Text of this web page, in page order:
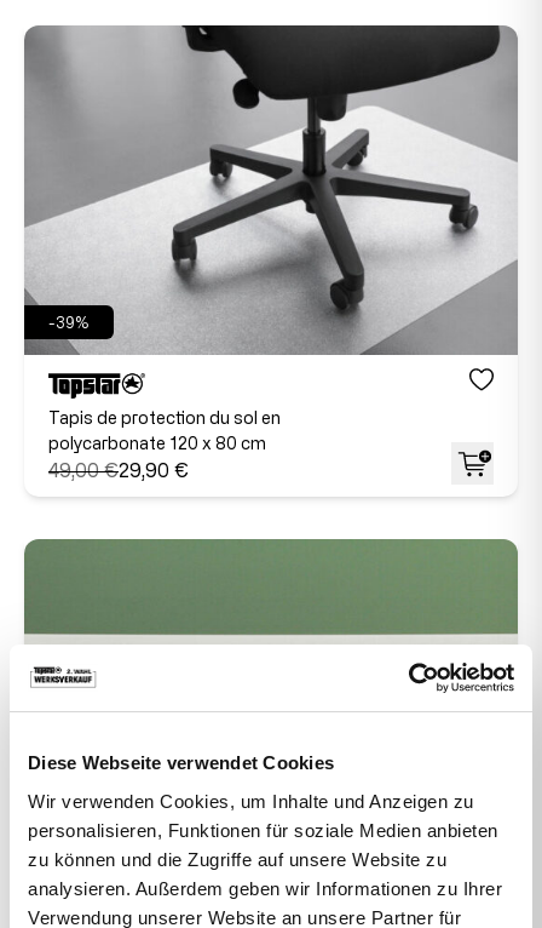
Diese Webseite verwendet Cookies
Wir verwenden Cookies, um Inhalte und Anzeigen zu
personalisieren, Funktionen für soziale Medien anbieten
zu können und die Zugriffe auf unsere Website zu
analysieren. Außerdem geben wir Informationen zu Ihrer
Verwendung unserer Website an unsere Partner für
-39%
Tapis de protection du sol en
polycarbonate 120 x 80 cm
49,00 €29,90 €